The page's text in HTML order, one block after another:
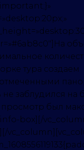
тура создаем
не заблудился на
просмотр был
box][/